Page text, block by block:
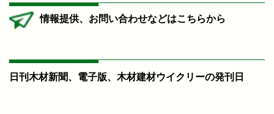
情報提供、お問い合わせなどはこちらから
日刊木材新聞、電子版、木材建材ウイクリーの発刊日